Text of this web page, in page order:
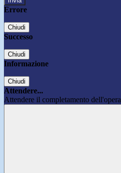
Errore
Chiudi
Successo
Chiudi
Informazione
Chiudi
Attendere...
Attendere il completamento